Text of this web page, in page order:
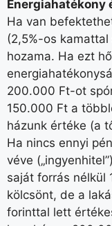
Energiahatékony
Ha van
(2,5%-os
hozama. Ha ezt
200.000 Ft-ot
150.000 Ft a
házunk értéke (a
Ha nincs ennyi
véve
saját forrás nélkül
kölcsönt, de a
forinttal lett